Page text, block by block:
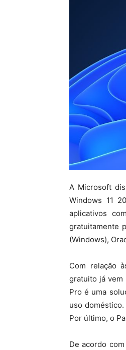
A Microsoft
Windows 11
aplicativos
gratuitamente
(Windows),
Com relação
gratuito já vem
Pro é uma
uso
Por último, o
De acordo